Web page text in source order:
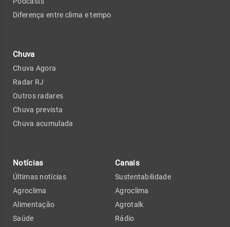
Diferença entre clima e tempo
Chuva
Chuva Agora
Radar RJ
Outros radares
Chuva prevista
Chuva acumulada
Notícias
Últimas notícias
Agroclima
Alimentação
Saúde
Canais
Sustentabilidade
Agroclima
Agrotalk
Rádio